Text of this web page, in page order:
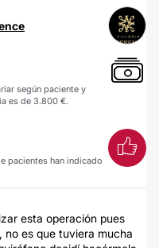
según paciente y
es de 3.800 €.
pacientes han indicado
esta operación pues
no es que tuviera mucha